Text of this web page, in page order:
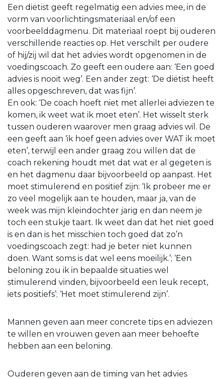
Een diëtist geeft regelmatig een advies mee, in de
vorm van voorlichtingsmateriaal en/of een
voorbeelddagmenu. Dit materiaal roept bij ouderen
verschillende reacties op. Het verschilt per oudere
of hij/zij wil dat het advies wordt opgenomen in de
voedingscoach. Zo geeft een oudere aan: ‘Een goed
advies is nooit weg’. Een ander zegt: ‘De diëtist heeft
alles opgeschreven, dat was fijn’.
En ook: ‘De coach hoeft niet met allerlei adviezen te
komen, ik weet wat ik moet eten’. Het wisselt sterk
tussen ouderen waarover men graag advies wil. De
een geeft aan ‘ik hoef geen advies over WAT ik moet
eten’, terwijl een ander graag zou willen dat de
coach rekening houdt met dat wat er al gegeten is
en het dagmenu daar bijvoorbeeld op aanpast. Het
moet stimulerend en positief zijn: ‘Ik probeer me er
zo veel mogelijk aan te houden, maar ja, van de
week was mijn kleindochter jarig en dan neem je
toch een stukje taart. Ik weet dan dat het niet goed
is en dan is het misschien toch goed dat zo’n
voedingscoach zegt: had je beter niet kunnen
doen. Want soms is dat wel eens moeilijk.’; ‘Een
beloning zou ik in bepaalde situaties wel
stimulerend vinden, bijvoorbeeld een leuk recept,
iets positiefs’; ‘Het moet stimulerend zijn’.
Mannen geven aan meer concrete tips en adviezen
te willen en vrouwen geven aan meer behoefte
hebben aan een beloning.
Ouderen geven aan de timing van het advies